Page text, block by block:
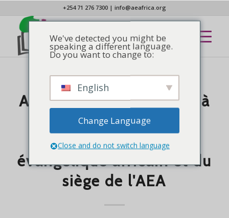
+254 71 276 7300| info@aeafrica.org
COMMUNIQUÉ DE PRESSE
Appel urgent et continu à
participer à la
construction du Centre
évangélique africain et du
siège de l'AEA
We've detected you might be
speaking a different language.
Do you want to change to:
English
Change Language
Close and do not switch language